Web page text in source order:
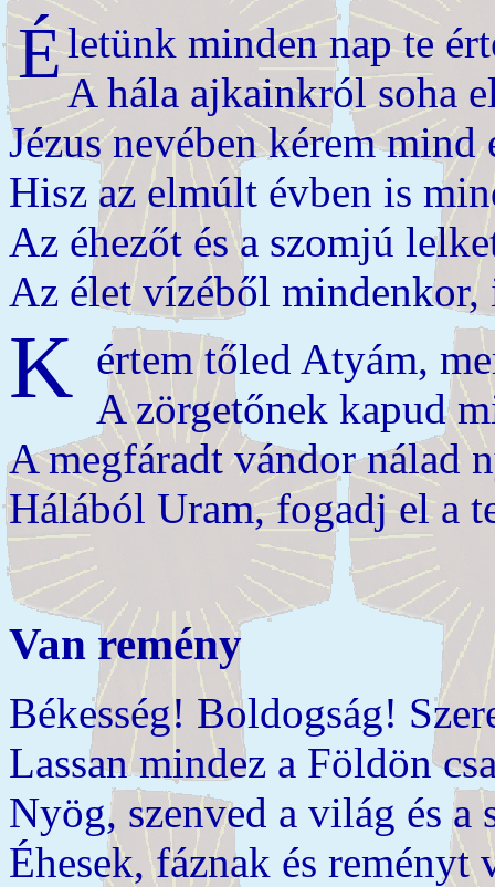
Életünk minden nap te
A hála ajkainkról soha
Jézus nevében kérem mind
Hisz az elmúlt évben is
Az éhezőt és a szomjú
Az élet vízéből
K értem tőled Atyám,
A zörgetőnek kapud
A megfáradt vándor nálad
Hálából Uram, fogadj el a
Van remény
Békesség! Boldogság!
Lassan mindez a Földön
Nyög, szenved a világ és a
Éhesek, fáznak és reményt